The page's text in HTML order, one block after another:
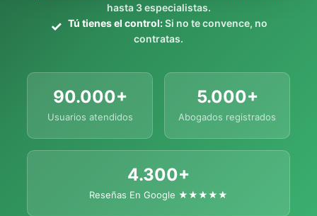
hasta 3 especialistas.
Tú tienes el control:Si no te convence, no
contratas.
90.000+
Usuarios atendidos
5.000+
Abogados registrados
4.300+
Reseñas En Google ★★★★★